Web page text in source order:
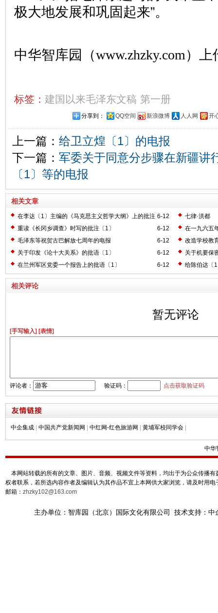
极大地发展和巩固起来”。
中华智库园（www.zhzky.com）上
标签： 建国以来毛泽东文稿 第一册
分享到： QQ空间 新浪微博 人人网 开
上一篇： 给卫立煌〔1〕的电报
下一篇： 军委关于同意分步骤在新疆讲
〔1〕等的电报
相关文章
6-12
在李达〔1〕主编的《马克思主义哲学大纲》上的批注
〔2〕
七律·洪都
6-12
重读《长冈乡调查》时写的批注〔1〕
在一九六五
6-12
毛泽东等祝贺古巴解放七周年的电报
改造学校教
6-12
关于印发《论十大关系》的批语〔1〕
关于机要保
6-12
在兰州军区党委一个报告上的批语〔1〕 给陈伯达〔
相关评论
暂无评论
[手写输入] [表情]
评论者： 验证码： 点击获取验证码
中企集成 中国共产党新闻网 中红网-红色旅游网 黄埔军校同学会
中华
本网站转载的所有的文章、图片、音频、视频文件等资料，均出于为公众传播
权者联系，若所选内容作者及编辑认为其作品不宜上本网供大家浏览，请及时用
邮箱： zhzky102@163.com
主办单位：智库园（北京）国际文化有限公司 技术支持：